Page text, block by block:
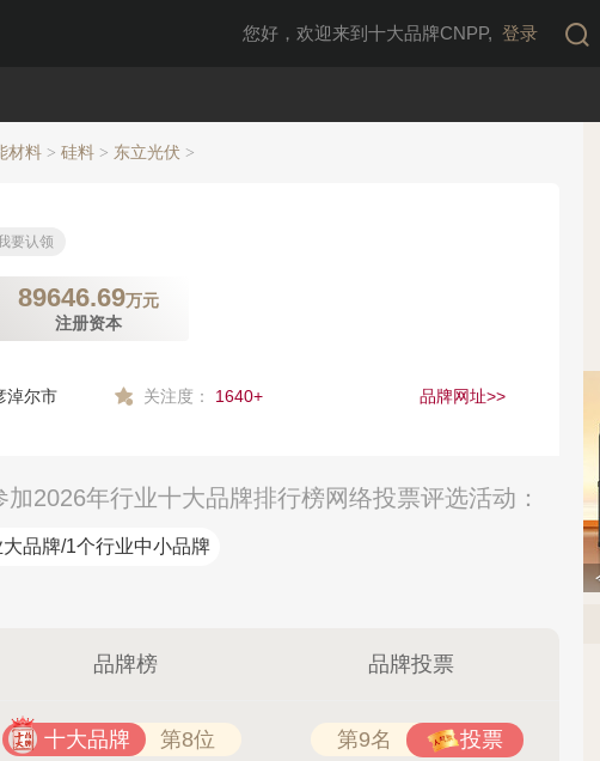
您好，欢迎来到十大品牌CNPP, 登录
材料 > 硅料 > 东立光伏 >
要认领
89646.69万元
注册资本
淖尔市 关注度： 1640+ 品牌网址>>
2026年行业十大品牌排行榜网络投票评选活动：
品牌/1个行业中小品牌
品牌榜 品牌投票
十大品牌 第8位 第9名 投票